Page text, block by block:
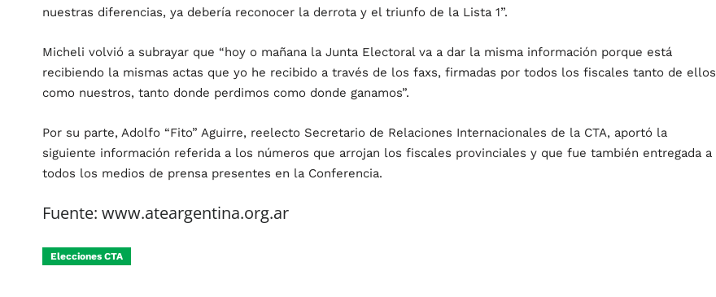
nuestras diferencias, ya debería reconocer la derrota y el triunfo de la Lista 1”.
Micheli volvió a subrayar que “hoy o mañana la Junta Electoral va a dar la misma información porque está
recibiendo la mismas actas que yo he recibido a través de los faxs, firmadas por todos los fiscales tanto de ellos
como nuestros, tanto donde perdimos como donde ganamos”.
Por su parte, Adolfo “Fito” Aguirre, reelecto Secretario de Relaciones Internacionales de la CTA, aportó la
siguiente información referida a los números que arrojan los fiscales provinciales y que fue también entregada a
todos los medios de prensa presentes en la Conferencia.
Fuente: www.ateargentina.org.ar
Elecciones CTA